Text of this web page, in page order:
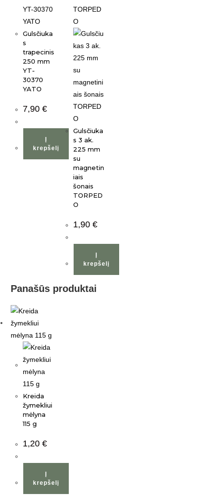
Gulsčiuka
s
trapecinis
250 mm
YT-
30370
YATO
7,90€
krepšelį
Gulsčiuka
s 3 ak.
225 mm
su
magnetin
iais
šonais
TORPED
O
1,90€
krepšelį
Panašūs produktai
Kreida
žymekliui
mėlyna
115 g
1,20€
Į
krepšelį